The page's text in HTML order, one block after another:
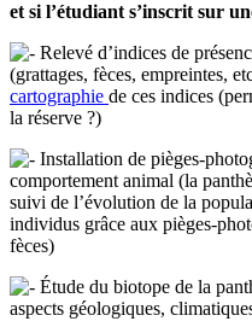
et si l’étudiant s’inscrit sur
Relevé d’indices de
(grattages, fèces, empreintes,
cartographie de ces indices
la réserve ?)
Installation de pièges-
comportement animal (la
suivi de l’évolution de la
individus grâce aux pièges-
fèces)
Étude du biotope de la
aspects géologiques,